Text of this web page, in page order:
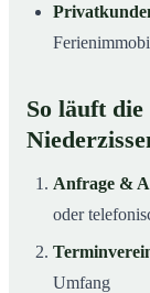
So läuft
Anfrage &
oder
Umfang